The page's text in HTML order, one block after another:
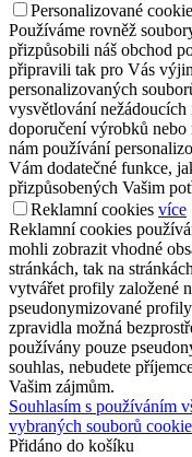
Personalizované
Používáme rovněž
přizpůsobili náš obchod
připravili tak pro Vás
personalizovaných
vysvětlování
doporučení výrobků
nám používání
Vám dodatečné funkce,
přizpůsobených Vašim
Reklamní cookies více
Reklamní cookies
mohli zobrazit vhodné
stránkách, tak na
vytvářet profily založené
pseudonymizované
zpravidla možná
používány pouze
souhlas, nebudete
Vašim zájmům.
Souhlasím s používáním
vybraných souborů cookie
Přidáno do košíku